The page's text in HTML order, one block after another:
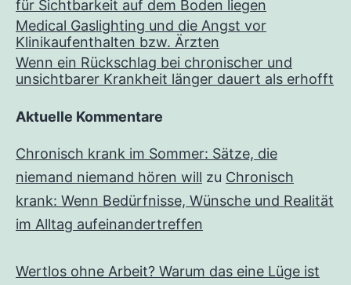
für Sichtbarkeit auf dem Boden liegen
Medical Gaslighting und die Angst vor
Klinikaufenthalten bzw. Ärzten
Wenn ein Rückschlag bei chronischer und
unsichtbarer Krankheit länger dauert als erhofft
Aktuelle Kommentare
Chronisch krank im Sommer: Sätze, die
niemand niemand hören will zu Chronisch
krank: Wenn Bedürfnisse, Wünsche und Realität
im Alltag aufeinandertreffen
Wertlos ohne Arbeit? Warum das eine Lüge ist